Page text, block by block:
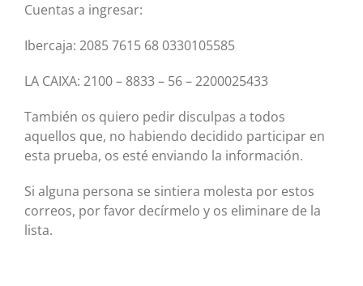
Cuentas a ingresar:
Ibercaja: 2085 7615 68 0330105585
LA CAIXA: 2100 – 8833 – 56 – 2200025433
También os quiero pedir disculpas a todos
aquellos que, no habiendo decidido participar en
esta prueba, os esté enviando la información.
Si alguna persona se sintiera molesta por estos
correos, por favor decírmelo y os eliminare de la
lista.